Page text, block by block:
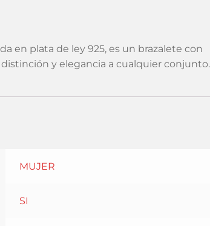
en plata de ley 925, es un brazalete con
y elegancia a cualquier conjunto.
MUJER
SI